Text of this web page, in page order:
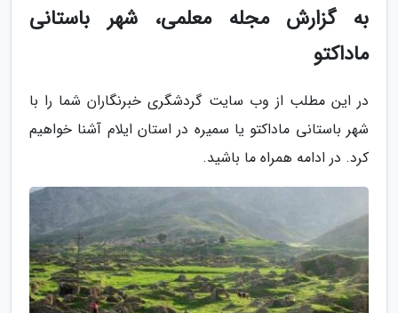
به گزارش مجله معلمی، شهر باستانی
ماداکتو
در این مطلب از وب سایت گردشگری خبرنگاران شما را با
شهر باستانی ماداکتو یا سمیره در استان ایلام آشنا خواهیم
کرد. در ادامه همراه ما باشید.